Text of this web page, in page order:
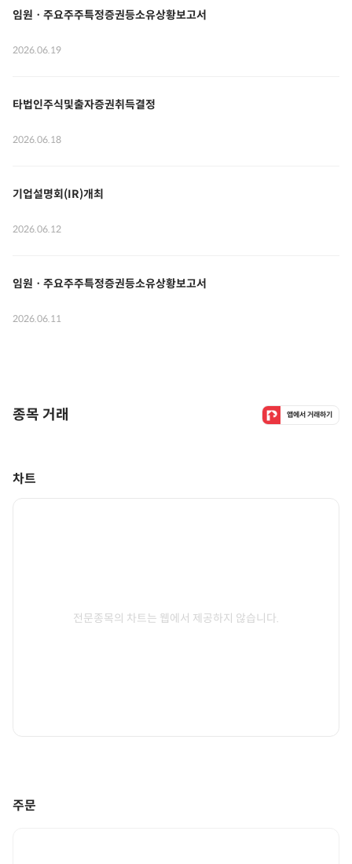
임원ㆍ주요주주특정증권등소유상황보고서
2026.06.19
타법인주식및출자증권취득결정
2026.06.18
기업설명회(IR)개최
2026.06.12
임원ㆍ주요주주특정증권등소유상황보고서
2026.06.11
종목 거래 앱에서 거래하기
차트
전문종목의 차트는 웹에서 제공하지 않습니다.
주문